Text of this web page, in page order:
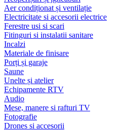
Aer condiționat și ventilație
Electricitate si accesorii electrice
Ferestre usi si scari
Fitinguri si instalatii sanitare
Incalzi
Materiale de finisare
Porți și garaje
Saune
Unelte și atelier
Echipamente RTV
Audio
Mese, manere si rafturi TV
Fotografie
Drones si accesorii